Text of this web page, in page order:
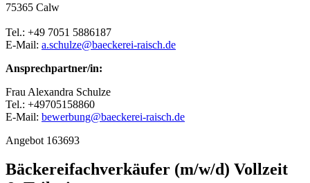
75365 Calw
Tel.: +49 7051 5886187
E-Mail: a.schulze@baeckerei-raisch.de
Ansprechpartner/in:
Frau Alexandra Schulze
Tel.: +49705158860
E-Mail: bewerbung@baeckerei-raisch.de
Angebot 163693
Bäckereifachverkäufer (m/w/d) Vollzeit